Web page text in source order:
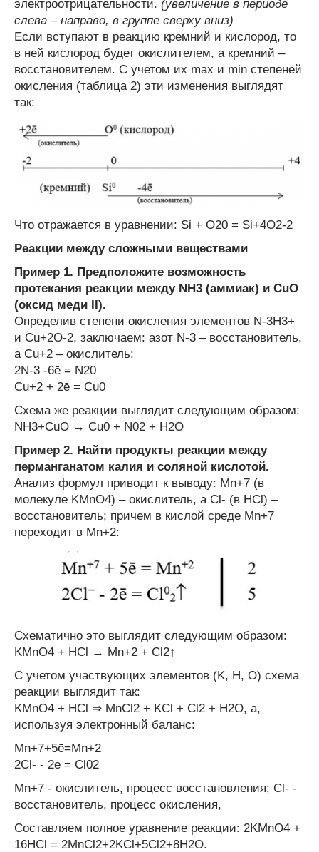
электроотрицательности. (увеличение в периоде
слева – направо, в группе сверху вниз)
Если вступают в реакцию кремний и кислород, то
в ней кислород будет окислителем, а кремний –
восстановителем. С учетом их max и min степеней
окисления (таблица 2) эти изменения выглядят
так:
Что отражается в уравнении: Si + O20 = Si+4O2-2
Реакции между сложными веществами
Пример 1. Предположите возможность
протекания реакции между NH3 (аммиак) и CuO
(оксид меди II).
Определив степени окисления элементов N-3H3+
и Cu+2O-2, заключаем: азот N-3 – восстановитель,
а Cu+2 – окислитель:
2N-3 -6ē = N20
Cu+2 + 2ē = Cu0
Схема же реакции выглядит следующим образом:
NH3+CuO → Cu0 + N02 + H2O
Пример 2. Найти продукты реакции между
перманганатом калия и соляной кислотой.
Анализ формул приводит к выводу: Mn+7 (в
молекуле KMnO4) – окислитель, а Cl- (в HCl) –
восстановитель; причем в кислой среде Mn+7
переходит в Mn+2:
Схематично это выглядит следующим образом:
KMnO4 + HCl → Mn+2 + Cl2↑
С учетом участвующих элементов (K, H, O) схема
реакции выглядит так:
KMnO4 + HCl ⇒ MnCl2 + KCl + Cl2 + H2O, а,
используя электронный баланс:
Mn+7+5ē=Mn+2
2Cl- - 2ē = Cl02
Mn+7 - окислитель, процесс восстановления; Cl- -
восстановитель, процесс окисления,
Cоставляем полное уравнение реакции: 2KMnO4 +
16HCl = 2MnCl2+2KCl+5Cl2+8H2O.